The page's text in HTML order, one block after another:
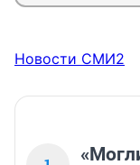
Новости СМИ2